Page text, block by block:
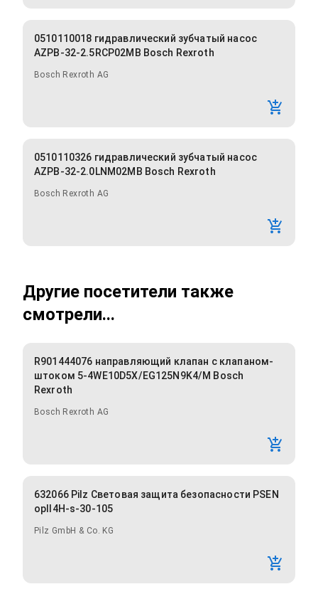
0510110018 гидравлический зубчатый насос
AZPB-32-2.5RCP02MB Bosch Rexroth
Bosch Rexroth AG
0510110326 гидравлический зубчатый насос
AZPB-32-2.0LNM02MB Bosch Rexroth
Bosch Rexroth AG
Другие посетители также
смотрели...
R901444076 направляющий клапан с клапаном-
штоком 5-4WE10D5X/EG125N9K4/M Bosch
Rexroth
Bosch Rexroth AG
632066 Pilz Световая защита безопасности PSEN
opII4H-s-30-105
Pilz GmbH & Co. KG